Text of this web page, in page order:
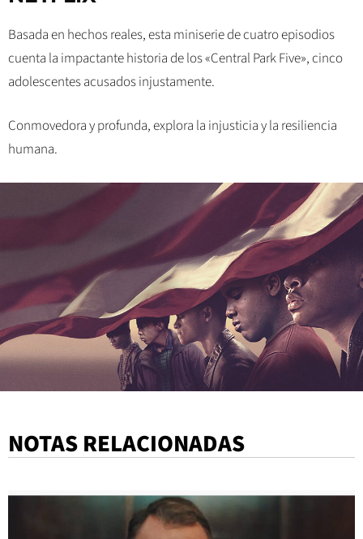
Basada en hechos reales, esta miniserie de cuatro episodios
cuenta la impactante historia de los «Central Park Five», cinco
adolescentes acusados injustamente.
Conmovedora y profunda, explora la injusticia y la resiliencia
humana.
NOTAS RELACIONADAS